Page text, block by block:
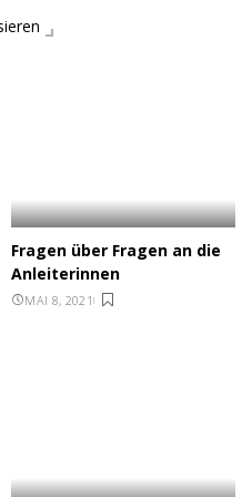
Fragen über Fragen an die
Anleiterinnen
MAI 8, 2021